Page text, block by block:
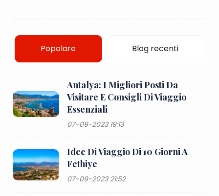
Popolare Blog recenti
Antalya: I Migliori Posti Da
Visitare E Consigli Di Viaggio
Essenziali
07-09-2023 19:13
Idee Di Viaggio Di 10 Giorni A
Fethiye
07-09-2023 21:52